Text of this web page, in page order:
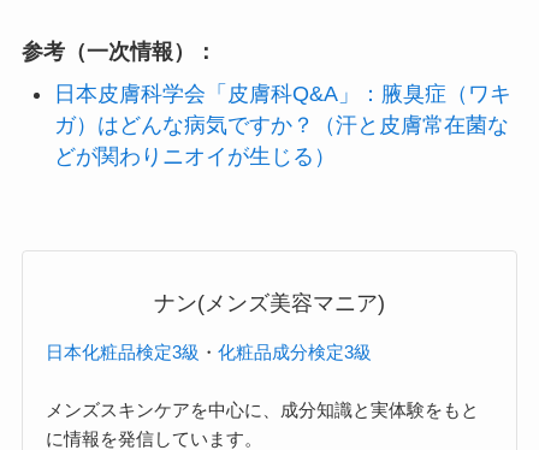
参考（一次情報）：
日本皮膚科学会「皮膚科Q&A」：腋臭症（ワキ
ガ）はどんな病気ですか？（汗と皮膚常在菌な
どが関わりニオイが生じる）
ナン(メンズ美容マニア)
日本化粧品検定3級 ・化粧品成分検定3級
メンズスキンケアを中心に、成分知識と実体験をもと
に情報を発信しています。